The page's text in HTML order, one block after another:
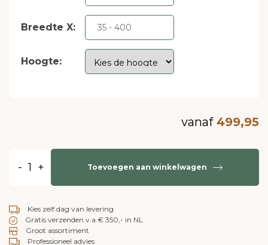
Breedte X:
Hoogte:
vanaf499,95
- + Toevoegen aan winkelwagen
Kies zelf dag van levering
Gratis verzenden v.a.€ 350,- in NL
Groot assortiment
Professioneel advies